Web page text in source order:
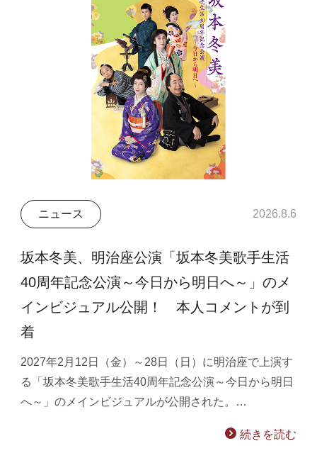
ニュース 2026.8.6
坂本冬美、明治座公演「坂本冬美歌手生活
40周年記念公演～今日から明日へ～」のメ
インビジュアル公開！ 本人コメントが到
着
2027年2月12日（金）～28日（日）に明治座で上演す
る「坂本冬美歌手生活40周年記念公演～今日から明日
へ～」のメインビジュアルが公開された。…
続きを読む